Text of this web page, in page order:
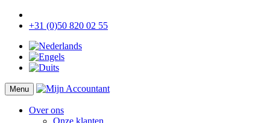
+31 (0)50 820 02 55
Menu
Over ons
Onze klanten